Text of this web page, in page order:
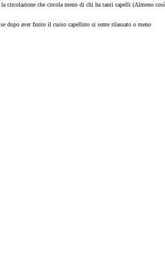
circolazione che circola meno di chi ha tanti capelli (Almeno
dopo aver finito il cuoio capelluto si sente rilassato o meno